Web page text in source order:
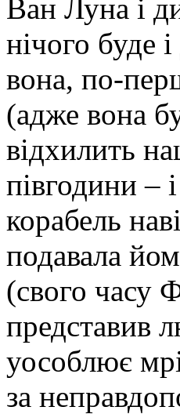
Ван Луна і
нічого буде
вона, по-
(адже вона
відхилить
півгодини –
корабель
подавала
(свого часу
представив
уособлює
за